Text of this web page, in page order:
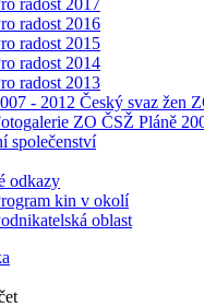
radost 2017
radost 2016
radost 2015
radost 2014
radost 2013
- 2012 Český svaz žen
ZO ČSŽ Pláně
společenství
odkazy
kin v okolí
oblast